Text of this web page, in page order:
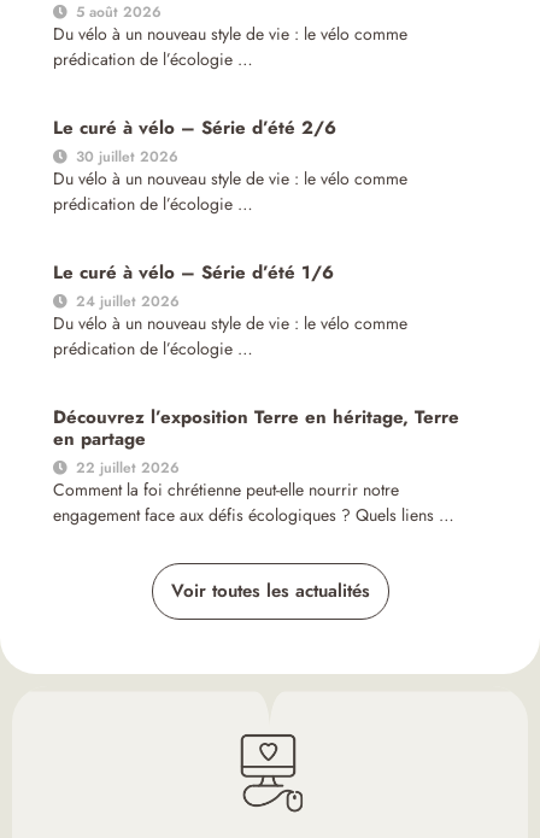
5 août 2026
Du vélo à un nouveau style de vie : le vélo comme
prédication de l’écologie …
Le curé à vélo – Série d’été 2/6
30 juillet 2026
Du vélo à un nouveau style de vie : le vélo comme
prédication de l’écologie …
Le curé à vélo – Série d’été 1/6
24 juillet 2026
Du vélo à un nouveau style de vie : le vélo comme
prédication de l’écologie …
Découvrez l’exposition Terre en héritage, Terre
en partage
22 juillet 2026
Comment la foi chrétienne peut-elle nourrir notre
engagement face aux défis écologiques ? Quels liens …
Voir toutes les actualités